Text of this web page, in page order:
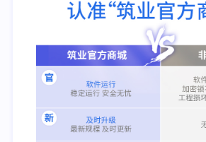
20.《钢筋焊接及验收规程》JGJ18-2012
21.《无障碍设施施工验收及维护表格》
22.《建筑边坡工程施工质量验收标准》
23.《钢结构工程施工质量验收标准》
监理部分
1.《建设工程监理规范》GB/T50319-
2. CAEC《房屋建筑工程监理工作标准(试